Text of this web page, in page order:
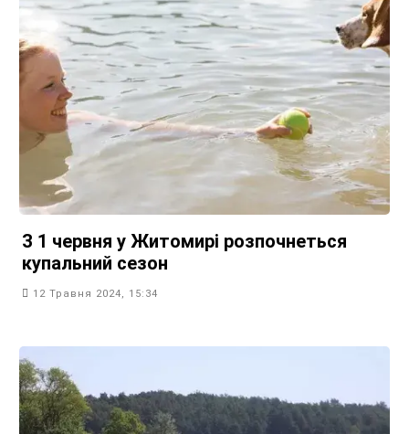
З 1 червня у Житомирі розпочнеться
купальний сезон
12 Травня 2024, 15:34